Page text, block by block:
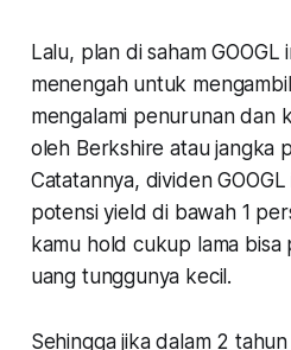
Lalu, plan di saham GOOGL
menengah untuk
mengalami penurunan dan
oleh Berkshire atau jangka
Catatannya, dividen
potensi yield di bawah 1
kamu hold cukup lama
uang tunggunya kecil.
Sehingga jika dalam 2